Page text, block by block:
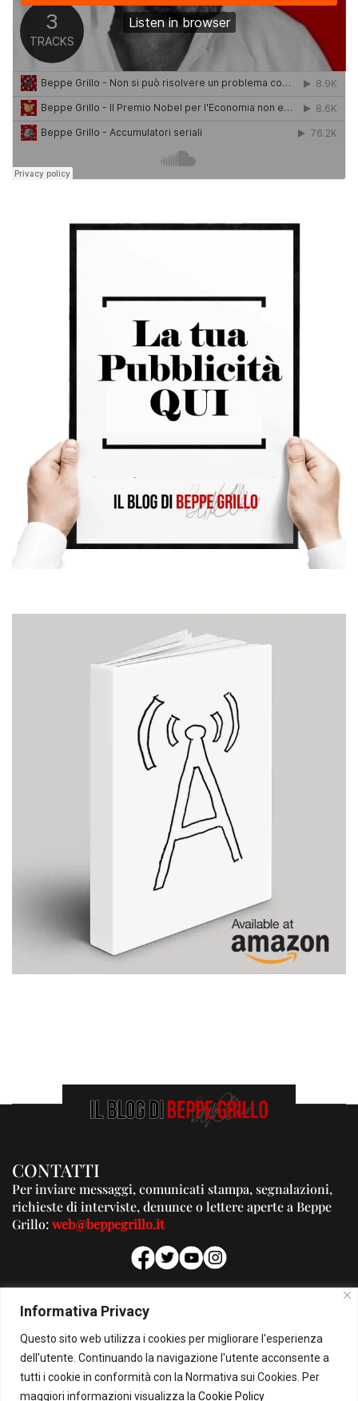
Informativa Privacy
Questo sito web utilizza i cookies per migliorare l'esperienza
dell'utente. Continuando la navigazione l'utente acconsente a
tutti i cookie in conformità con la Normativa sui Cookies. Per
maggiori informazioni visualizza la Cookie Policy
CONTATTI
Per inviare messaggi, comunicati stampa, segnalazioni,
richieste di interviste, denunce o lettere aperte a Beppe
Grillo:web@beppegrillo.it
PUBBLICITA'
Per la tua pubblicità su questo Blog:
pubblicita@beppegrillo.it